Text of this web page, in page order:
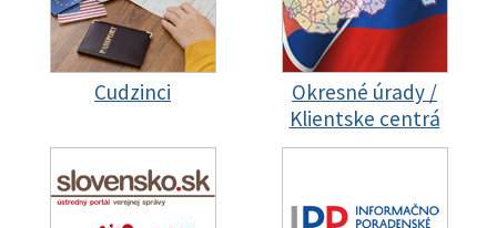
Cudzinci
Okresné úrady /
Klientske centrá